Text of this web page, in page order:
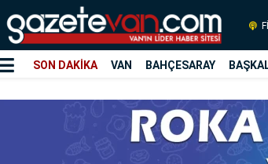
SON DAKİKA VAN BAHÇESARAY